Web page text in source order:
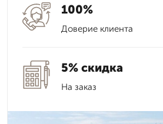
100%
Доверие клиента
5% скидка
На заказ